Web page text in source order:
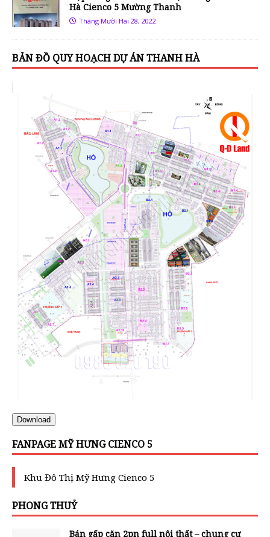
Hà Cienco 5 Mường Thanh
Tháng Mười Hai 28, 2022
BẢN ĐỒ QUY HOẠCH DỰ ÁN THANH HÀ
Download
FANPAGE MỸ HƯNG CIENCO 5
Khu Đô Thị Mỹ Hưng Cienco 5
PHONG THUỶ
Bán gấp căn 2pn full nội thất – chung cư